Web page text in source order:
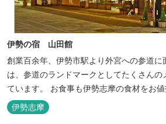
伊勢の宿 山田館
創業百余年、伊勢市駅より外宮への参道
は、参道のランドマークとしてたくさん
ています。 お食事も伊勢志摩の食材をお
評いただいています。
伊勢志摩